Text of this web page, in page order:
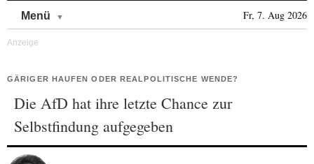
Menü Fr, 7. Aug 2026
GÄRIGER HAUFEN ODER REALPOLITISCHE WENDE?
Die AfD hat ihre letzte Chance zur
Selbstfindung aufgegeben